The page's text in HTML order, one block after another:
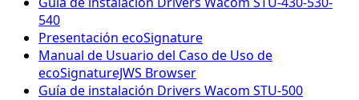
540
Presentación ecoSignature
Manual de Usuario del Caso de Uso de
ecoSignatureJWS Browser
Guía de instalación Drivers Wacom STU-500